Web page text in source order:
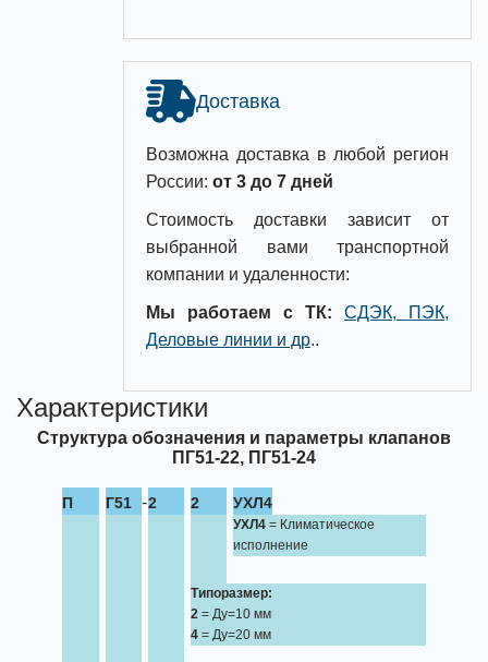
Доставка
Возможна доставка в любой регион
России: от 3 до 7 дней
Стоимость доставки зависит от
выбранной вами транспортной
компании и удаленности:
Мы работаем с ТК:
СДЭК, ПЭК,
Деловые линии и др..
Характеристики
Структура обозначения и параметры клапанов
ПГ51-22, ПГ51-24
П Г51 -2 2 УХЛ4
УХЛ4 = Климатическое
исполнение
Типоразмер:
2 = Ду=10 мм
4 = Ду=20 мм